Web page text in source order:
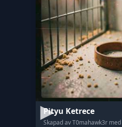
Pityu Ketrece
Skapad av T0mahawk3r med